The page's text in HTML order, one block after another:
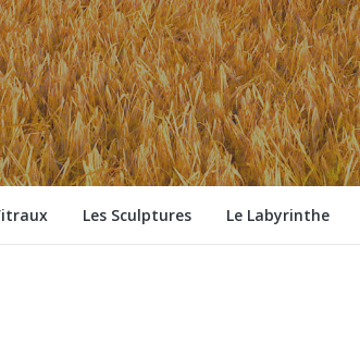
Les Sculptures Le Labyrinthe